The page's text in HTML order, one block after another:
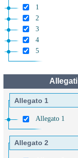
1
2
3
4
5
Allegati
Allegato 1
Allegato 1
Allegato 2